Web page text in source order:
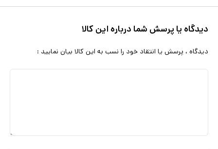
دیدگاه یا پرسش شما درباره این کالا
دیدگاه ، پرسش یا انتقاد خود را نسب به این کالا بیان نمایید :